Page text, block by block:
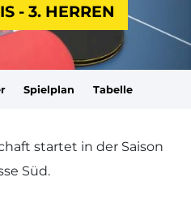
- 3. HERREN
Spielplan Tabelle
startet in der Saison
Süd.